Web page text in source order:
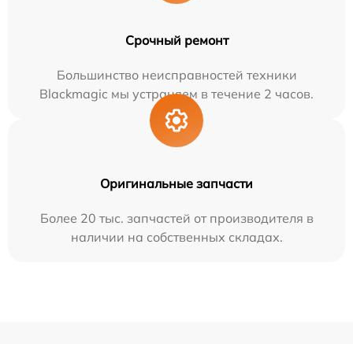
Срочный ремонт
Большинство неисправностей техники
Blackmagic мы устраняем в течение 2 часов.
Оригинальные запчасти
Более 20 тыс. запчастей от производителя в
наличии на собственных складах.